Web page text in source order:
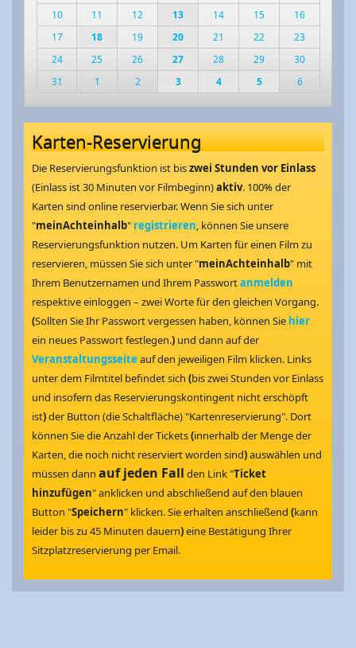
10
11 12 13 14 15
16
17
18 19 20 21 22
23
24
25 26 27 28 29
30
31
1 2 3 4 5 6
Karten-Reservierung
Die Reservierungsfunktion ist biszwei Stunden vor Einlass
(Einlass ist 30 Minuten vor Filmbeginn)aktiv. 100% der
Karten sind online reservierbar. Wenn Sie sich unter
"meinAchteinhalb" registrieren, können Sie unsere
Reservierungsfunktion nutzen. Um Karten für einen Film zu
reservieren, müssen Sie sich unter "meinAchteinhalb" mit
Ihrem Benutzernamen und Ihrem Passwortanmelden
respektive einloggen – zwei Worte für den gleichen Vorgang.
(Sollten Sie Ihr Passwort vergessen haben, können Sie hier
ein neues Passwort festlegen.) und dann auf der
Veranstaltungsseiteauf den jeweiligen Film klicken. Links
unter dem Filmtitel befindet sich (bis zwei Stunden vor Einlass
und insofern das Reservierungskontingent nicht erschöpft
ist)der Button (die Schaltfläche) "Kartenreservierung". Dort
können Sie die Anzahl der Tickets(innerhalb der Menge der
Karten, die noch nicht reserviert worden sind)auswählen und
müssen dann auf jeden Fall den Link "Ticket
hinzufügen" anklicken und abschließend auf den blauen
Button "Speichern" klicken. Sie erhalten anschließend (kann
leider bis zu 45 Minuten dauern)eine Bestätigung Ihrer
Sitzplatzreservierung per Email.